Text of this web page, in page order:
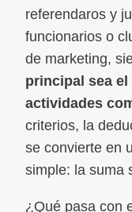
referendaros y
funcionarios o
de marketing,
principal sea
actividades
criterios, la
se convierte en
simple: la suma
¿Qué pasa con